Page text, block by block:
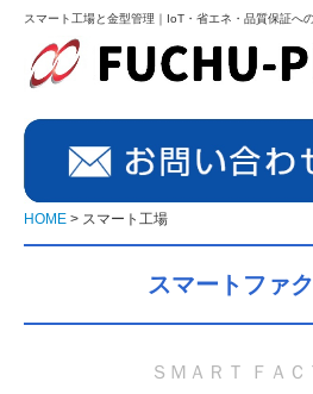
NEWS
NEWS ’26
NEWS ’25
スマート工場と金型管理｜IoT・省エネ・品質保証へ
HOME スマート工場
スマートファ
ＳＭＡＲＴ ＦＡＣ